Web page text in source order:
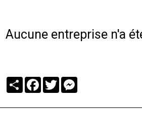
Aucune entreprise n'a
PartagerFacebook
Twitter